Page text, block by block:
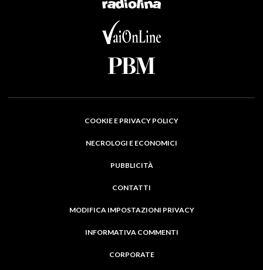
COOKIE E PRIVACY POLICY
NECROLOGI E ECONOMICI
PUBBLICITÀ
CONTATTI
MODIFICA IMPOSTAZIONI PRIVACY
INFORMATIVA COMMENTI
CORPORATE